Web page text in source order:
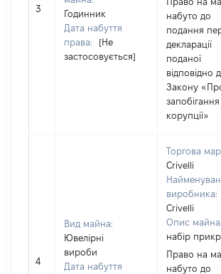
3
Годинник
Дата набуття
права:
[Не
застосовується]
набуто до
подання
декларації
поданої
відповідно
Закону
запобігання
корупції»
4
Вид майна:
Ювелірні
вироби
Дата набуття
Торгова
Crivelli
виробника:
Crivelli
Опис майна:
набір
Право на
набуто до